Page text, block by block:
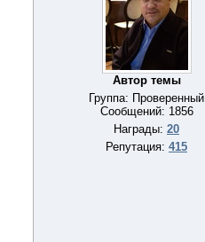
Автор темы
Группа: Проверенный
Сообщений: 1856
Награды: 20
Репутация: 415